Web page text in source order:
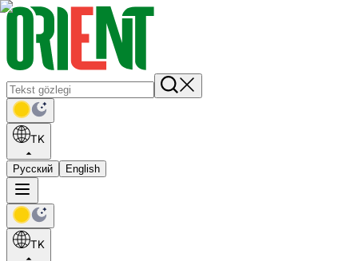
TK
Русский English
TK